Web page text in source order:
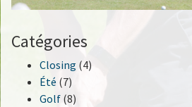
Catégories
Closing (4)
Été (7)
Golf (8)